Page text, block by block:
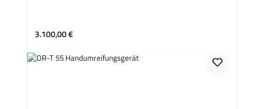
Regulärer Preis:
3.100,00 €